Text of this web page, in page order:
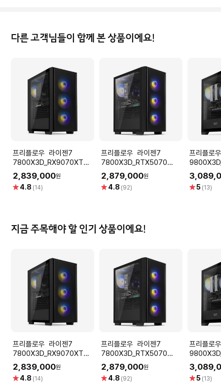
다른 고객님들이 함께 본 상품이에요!
프리플로우 라이젠7
7800X3D_RX9070XT
16GB 컴퓨터본체 (RDNA
GAMING X7 G97XT)
AMD 게이밍컴퓨터 조립PC
2,839,000원
별 4.8 (14)
프리플로우 라이젠7
7800X3D_RTX5070
12GB 컴퓨터본체 (ULTRA
GAMING X7 A57L) AMD
게이밍컴퓨터 조립PC
2,879,000원
별 4.8 (92)
프리플로우 라이
16GB 컴
GAMING
AMD 게
별5 (13)
지금 주목해야 할 인기 상품이에요!
프리플로우 라이젠7
7800X3D_RX9070XT
16GB 컴퓨터본체 (RDNA
GAMING X7 G97XT)
AMD 게이밍컴퓨터 조립PC
2,839,000원
별 4.8 (14)
프리플로우 라이젠7
7800X3D_RTX5070
12GB 컴퓨터본체 (ULTRA
GAMING X7 A57L) AMD
게이밍컴퓨터 조립PC
2,879,000원
별 4.8 (92)
프리플로우 라이
16GB 컴
AMD 게
별5 (13)